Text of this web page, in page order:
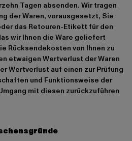
Tagen absenden. Wir tragen
der Waren, vorausgesetzt, Sie
das Retouren-Etikett für den
wir Ihnen die Ware geliefert
Rücksendekosten von Ihnen zu
etwaigen Wertverlust der Waren
Wertverlust auf einen zur Prüfung
und Funktionsweise der
mit diesen zurückzuführen